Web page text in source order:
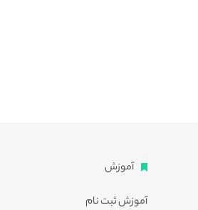
آموزش
آموزش ثبت نام